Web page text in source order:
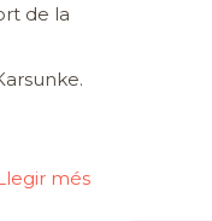
de la
més